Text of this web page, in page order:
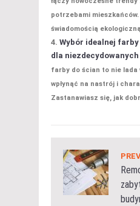
potrzebami
świadomością
Wybór idealnej
dla niezdecydowanych
farby do ścian to nie lada
wpłynąć na nastrój i
Zastanawiasz się, jak